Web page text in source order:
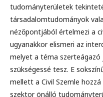
tudományterületek
társadalomtudományok
nézőpontjából értelmezi a
ugyanakkor elismeri az
melyet a téma szerteágazó
szükségessé tesz. E
mellett a Civil Szemle
szektor önálló